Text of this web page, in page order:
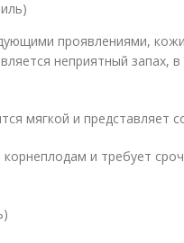
проявлениями,
неприятный запах,
мягкой и представляет
и требует